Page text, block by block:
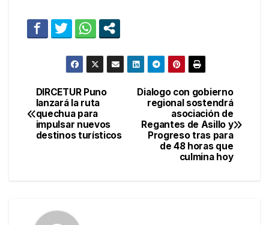
Navegación
de
Dialogo con gobierno
regional sostendrá
asociación de
Regantes de Asillo y
Progreso tras para
de 48 horas que
culmina hoy
DIRCETUR Puno
lanzará la ruta
quechua para
impulsar nuevos
destinos turísticos